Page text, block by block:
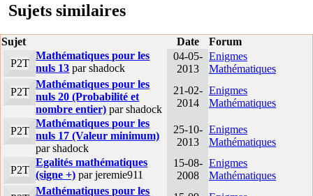
Sujets similaires
Sujet Date
Forum
P2T
Mathématiques pour les
nuls 13 par shadock
04-05-
2013
Enigmes
Mathématiques
P2T
Mathématiques pour les
nuls 20 (Probabilité et
nombre entier) par shadock
21-02-
2014
Enigmes
Mathématiques
P2T
Mathématiques pour les
nuls 17 (Valeur minimum)
par shadock
25-10-
2013
Enigmes
Mathématiques
P2T
Egalités mathématiques
(signe +) par jeremie911
15-08-
2008
Enigmes
Mathématiques
Mathématiques pour les